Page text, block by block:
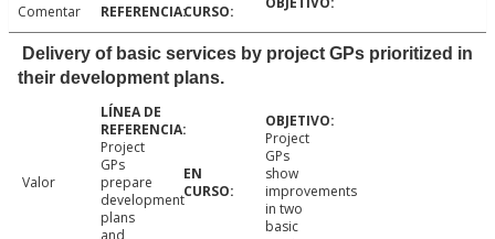
Comentar
Delivery of basic services by project GPs prioritized in
their development plans.
Valor
Project
GPs
prepare
development
plans
Project
GPs
show
improvements
in two
basic